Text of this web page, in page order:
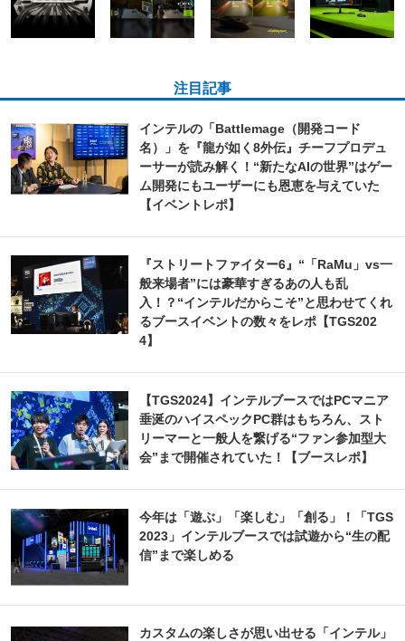
注目記事
インテルの「Battlemage（開発コード
名）」を『龍が如く8外伝』チーフプロデュ
ーサーが読み解く！“新たなAIの世界”はゲー
ム開発にもユーザーにも恩恵を与えていた
【イベントレポ】
『ストリートファイター6』“「RaMu」vs一
般来場者”には豪華すぎるあの人も乱
入！？“インテルだからこそ”と思わせてくれ
るブースイベントの数々をレポ【TGS202
4】
【TGS2024】インテルブースではPCマニア
垂涎のハイスペックPC群はもちろん、スト
リーマーと一般人を繋げる“ファン参加型大
会”まで開催されていた！【ブースレポ】
今年は「遊ぶ」「楽しむ」「創る」！「TGS
2023」インテルブースでは試遊から“生の配
信”まで楽しめる
カスタムの楽しさが思い出せる「インテル」